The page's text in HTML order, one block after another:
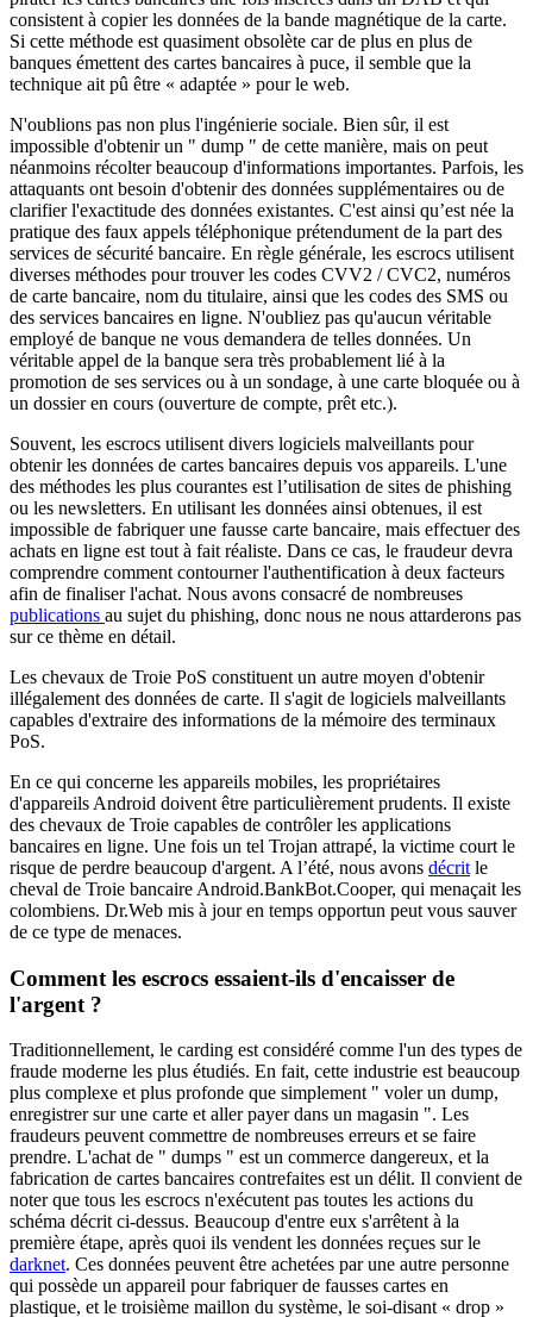
consistent à copier les données de la bande magnétique de la carte.
Si cette méthode est quasiment obsolète car de plus en plus de
banques émettent des cartes bancaires à puce, il semble que la
technique ait pû être « adaptée » pour le web.
N'oublions pas non plus l'ingénierie sociale. Bien sûr, il est
impossible d'obtenir un " dump " de cette manière, mais on peut
néanmoins récolter beaucoup d'informations importantes. Parfois, les
attaquants ont besoin d'obtenir des données supplémentaires ou de
clarifier l'exactitude des données existantes. C'est ainsi qu’est née la
pratique des faux appels téléphonique prétendument de la part des
services de sécurité bancaire. En règle générale, les escrocs utilisent
diverses méthodes pour trouver les codes CVV2 / CVC2, numéros
de carte bancaire, nom du titulaire, ainsi que les codes des SMS ou
des services bancaires en ligne. N'oubliez pas qu'aucun véritable
employé de banque ne vous demandera de telles données. Un
véritable appel de la banque sera très probablement lié à la
promotion de ses services ou à un sondage, à une carte bloquée ou à
un dossier en cours (ouverture de compte, prêt etc.).
Souvent, les escrocs utilisent divers logiciels malveillants pour
obtenir les données de cartes bancaires depuis vos appareils. L'une
des méthodes les plus courantes est l’utilisation de sites de phishing
ou les newsletters. En utilisant les données ainsi obtenues, il est
impossible de fabriquer une fausse carte bancaire, mais effectuer des
achats en ligne est tout à fait réaliste. Dans ce cas, le fraudeur devra
comprendre comment contourner l'authentification à deux facteurs
afin de finaliser l'achat. Nous avons consacré de nombreuses
publications au sujet du phishing, donc nous ne nous attarderons pas
sur ce thème en détail.
Les chevaux de Troie PoS constituent un autre moyen d'obtenir
illégalement des données de carte. Il s'agit de logiciels malveillants
capables d'extraire des informations de la mémoire des terminaux
PoS.
En ce qui concerne les appareils mobiles, les propriétaires
d'appareils Android doivent être particulièrement prudents. Il existe
des chevaux de Troie capables de contrôler les applications
bancaires en ligne. Une fois un tel Trojan attrapé, la victime court le
risque de perdre beaucoup d'argent. A l’été, nous avons décrit le
cheval de Troie bancaire Android.BankBot.Cooper, qui menaçait les
colombiens. Dr.Web mis à jour en temps opportun peut vous sauver
de ce type de menaces.
Comment les escrocs essaient-ils d'encaisser de
l'argent ?
Traditionnellement, le carding est considéré comme l'un des types de
fraude moderne les plus étudiés. En fait, cette industrie est beaucoup
plus complexe et plus profonde que simplement " voler un dump,
enregistrer sur une carte et aller payer dans un magasin ". Les
fraudeurs peuvent commettre de nombreuses erreurs et se faire
prendre. L'achat de " dumps " est un commerce dangereux, et la
fabrication de cartes bancaires contrefaites est un délit. Il convient de
noter que tous les escrocs n'exécutent pas toutes les actions du
schéma décrit ci-dessus. Beaucoup d'entre eux s'arrêtent à la
première étape, après quoi ils vendent les données reçues sur le
darknet. Ces données peuvent être achetées par une autre personne
qui possède un appareil pour fabriquer de fausses cartes en
plastique, et le troisième maillon du système, le soi-disant « drop »